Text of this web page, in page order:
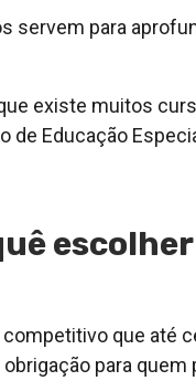
servem para
existe muitos
de Educação
que até
para